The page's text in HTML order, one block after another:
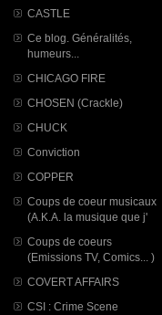
CASTLE
Ce blog. Généralités,
humeurs...
CHICAGO FIRE
CHOSEN (Crackle)
CHUCK
Conviction
COPPER
Coups de coeur musicaux
(A.K.A. la musique que j'
Coups de coeurs
(Emissions TV, Comics... )
COVERT AFFAIRS
CSI : Crime Scene